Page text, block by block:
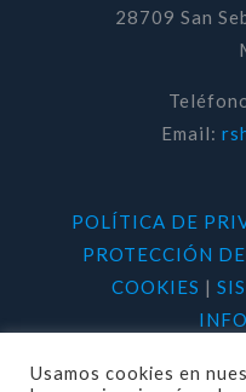
28709 San
Email:
POLÍTICA DE
PROTECCIÓN
COOKIES |
Usamos cookies en